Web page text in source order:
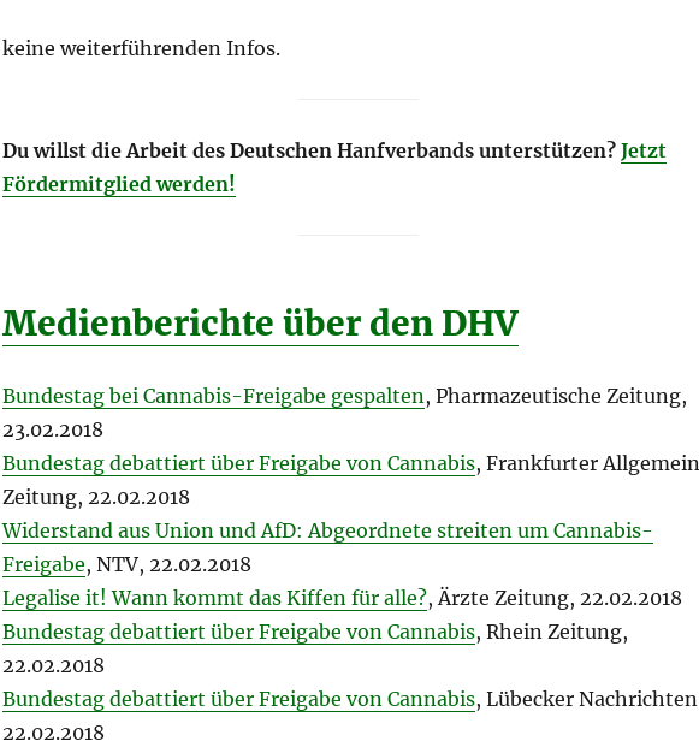
keine weiterführenden Infos.
Du willst die Arbeit des Deutschen Hanfverbands unterstützen? Jetzt
Fördermitglied werden!
Medienberichte über den DHV
Bundestag bei Cannabis-Freigabe gespalten, Pharmazeutische Zeitung,
23.02.2018
Bundestag debattiert über Freigabe von Cannabis, Frankfurter
Zeitung, 22.02.2018
Widerstand aus Union und AfD: Abgeordnete streiten um Cannabis-
Freigabe, NTV, 22.02.2018
Legalise it! Wann kommt das Kiffen für alle?, Ärzte Zeitung, 22.02.2018
Bundestag debattiert über Freigabe von Cannabis, Rhein Zeitung,
22.02.2018
Bundestag debattiert über Freigabe von Cannabis, Lübecker
22.02.2018